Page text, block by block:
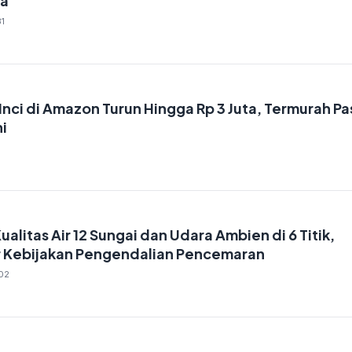
di Amazon Turun Hingga Rp 3 Juta, Termurah
Air 12 Sungai dan Udara Ambien di 6 Titik,
Kebijakan Pengendalian Pencemaran